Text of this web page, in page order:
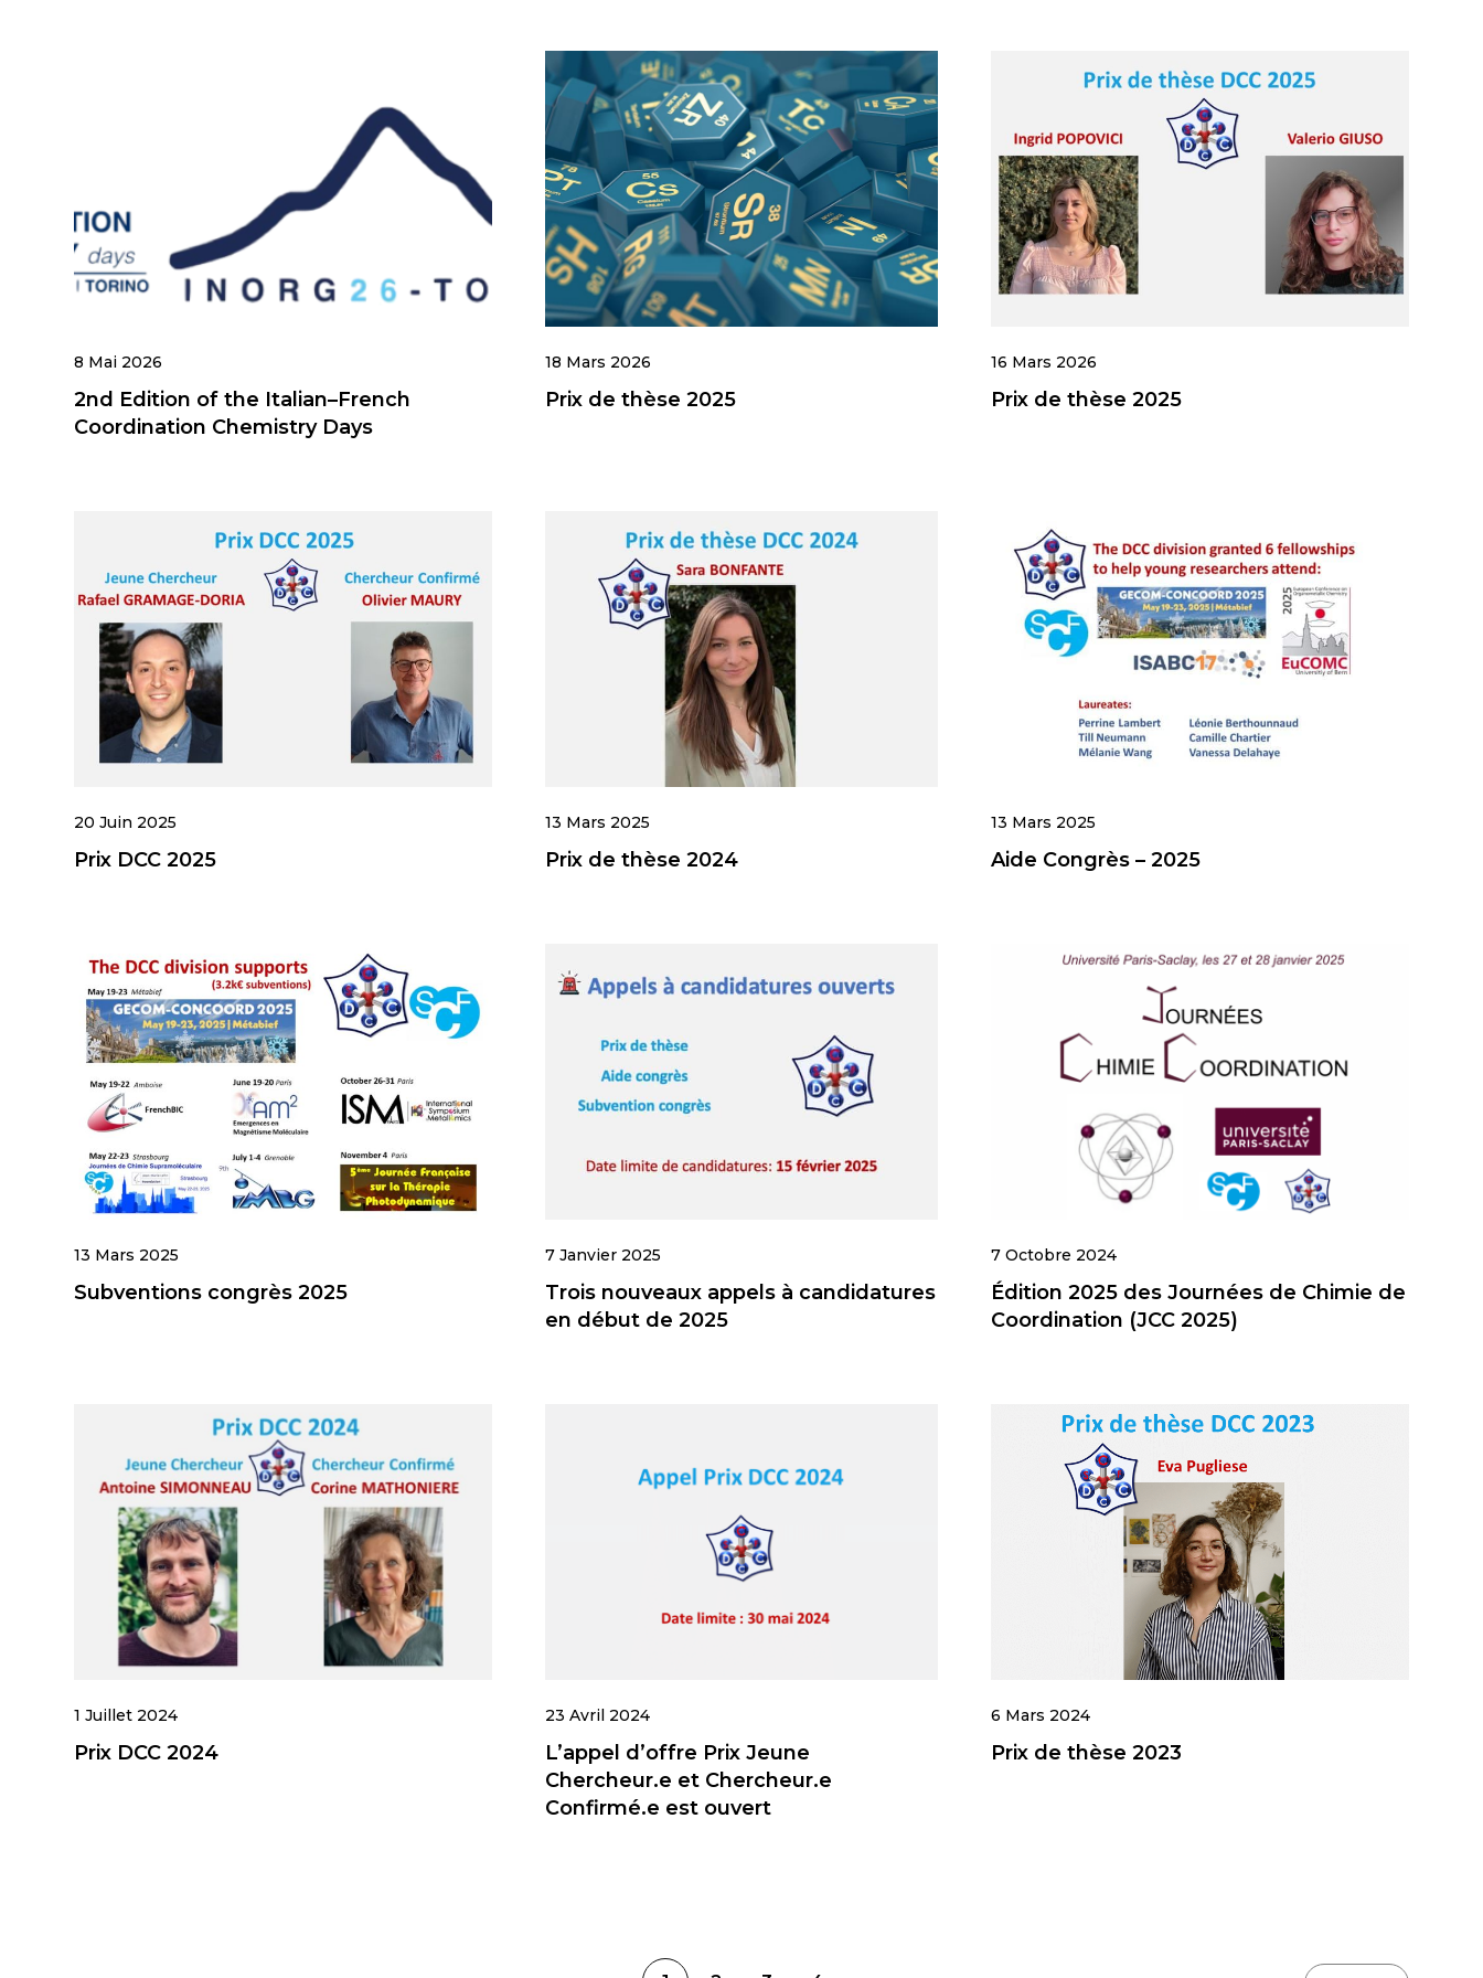
8 Mai 2026
2nd Edition of the Italian–French
Coordination Chemistry Days
18 Mars 2026
Prix de thèse 2025
16 Mars 2026
Prix de thèse 2025
20 Juin 2025
Prix DCC 2025
13 Mars 2025
Prix de thèse 2024
13 Mars 2025
Aide Congrès – 2025
13 Mars 2025
Subventions congrès 2025
7 Janvier 2025
Trois nouveaux appels à candidatures
en début de 2025
7 Octobre 2024
Édition 2025 des Journées de Chimie de
Coordination (JCC 2025)
1 Juillet 2024
Prix DCC 2024
23 Avril 2024
L’appel d’offre Prix Jeune
Chercheur.e et Chercheur.e
Confirmé.e est ouvert
6 Mars 2024
Prix de thèse 2023